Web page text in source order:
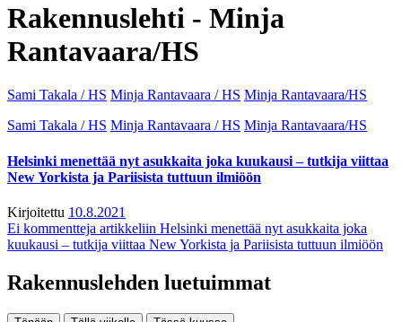
Rakennuslehti - Minja
Rantavaara/HS
Sami Takala / HS Minja Rantavaara / HS Minja Rantavaara/HS
Sami Takala / HS Minja Rantavaara / HS Minja Rantavaara/HS
Helsinki menettää nyt asukkaita joka kuukausi – tutkija viittaa
New Yorkista ja Pariisista tuttuun ilmiöön
Kirjoitettu 10.8.2021
Ei kommentteja artikkeliin Helsinki menettää nyt asukkaita joka
kuukausi – tutkija viittaa New Yorkista ja Pariisista tuttuun ilmiöön
Rakennuslehden luetuimmat